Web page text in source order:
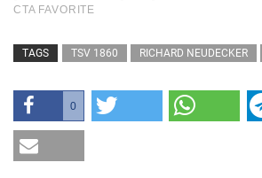
TAGS TSV 1860 RICHARD NEUDECKER
0